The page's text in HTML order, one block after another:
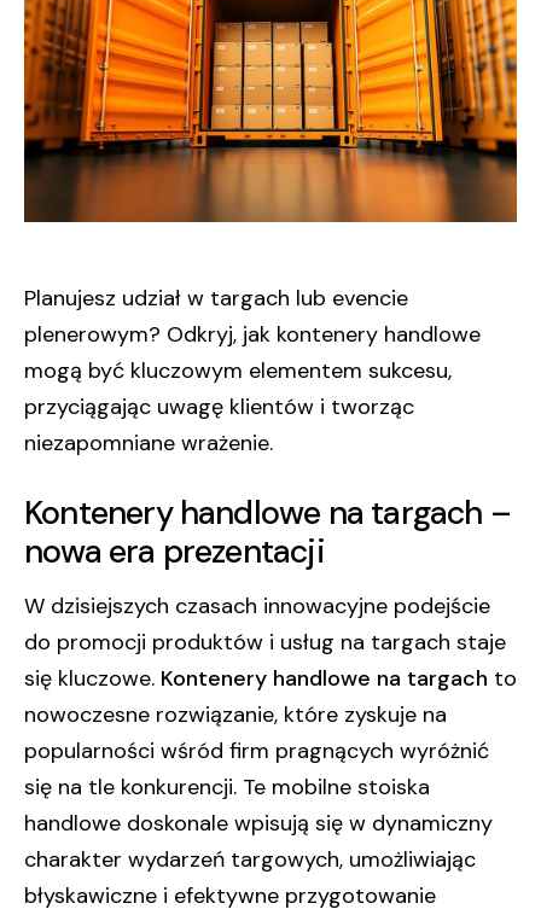
Planujesz udział w targach lub evencie
plenerowym? Odkryj, jak kontenery handlowe
mogą być kluczowym elementem sukcesu,
przyciągając uwagę klientów i tworząc
niezapomniane wrażenie.
Kontenery handlowe na targach –
nowa era prezentacji
W dzisiejszych czasach innowacyjne podejście
do promocji produktów i usług na targach staje
się kluczowe. Kontenery handlowe na targach to
nowoczesne rozwiązanie, które zyskuje na
popularności wśród firm pragnących wyróżnić
się na tle konkurencji. Te mobilne stoiska
handlowe doskonale wpisują się w dynamiczny
charakter wydarzeń targowych, umożliwiając
błyskawiczne i efektywne przygotowanie